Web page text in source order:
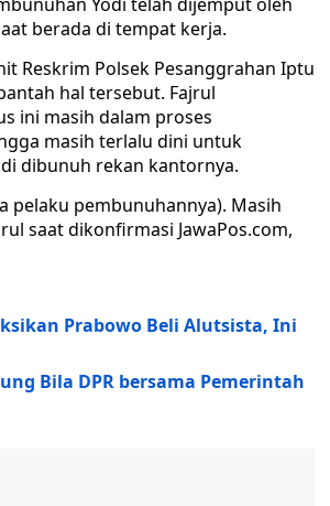
berada di tempat kerja.
Reskrim Polsek Pesanggrahan Iptu
hal tersebut. Fajrul
ini masih dalam proses
masih terlalu dini untuk
dibunuh rekan kantornya.
pelaku pembunuhannya). Masih
saat dikonfirmasi JawaPos.com,
Prabowo Beli Alutsista, Ini
Bila DPR bersama Pemerintah